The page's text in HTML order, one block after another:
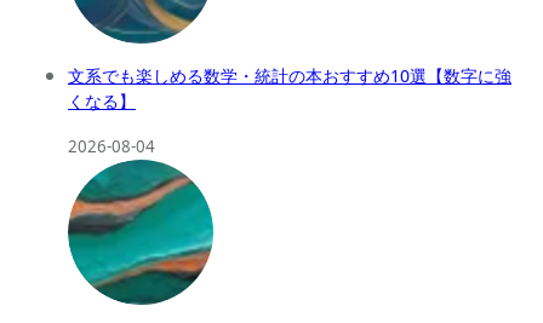
文系でも楽しめる数学・統計の本おすすめ10選【数字に強
くなる】
2026-08-04